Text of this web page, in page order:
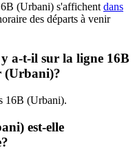
(Urbani) s'affichent dans
des départs à venir
a-t-il sur la ligne 16B
(Urbani)?
16B (Urbani).
est-elle